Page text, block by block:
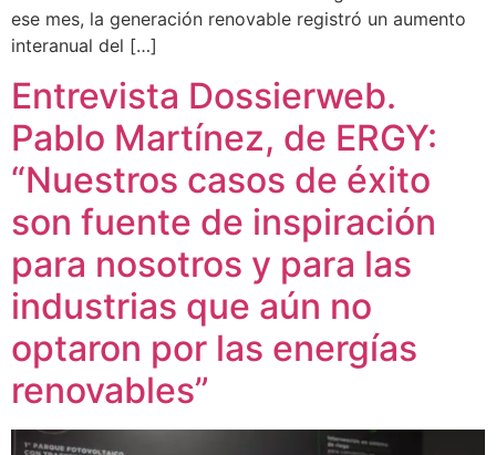
ese mes, la generación renovable registró un aumento
interanual del […]
Entrevista Dossierweb.
Pablo Martínez, de ERGY:
“Nuestros casos de éxito
son fuente de inspiración
para nosotros y para las
industrias que aún no
optaron por las energías
renovables”